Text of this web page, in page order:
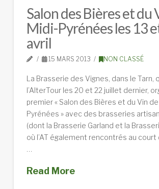
Salon des Bières et du
Midi-Pyrénées les 13
avril
15 MARS 2013 NON CLASSÉ
La Brasserie des Vignes, dans le Tarn,
l’AlterTour les 20 et 22 juillet dernier,
premier « Salon des Bières et du Vin
Pyrénées » avec des brasseries
(dont la Brasserie Garland et la
où l’AT également rencontrés au court
Read More